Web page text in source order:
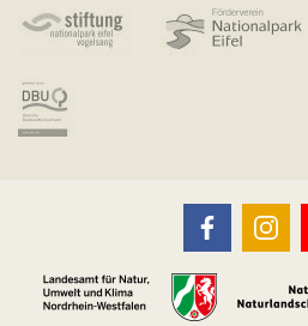
Nationaal
Park
Eifel
Facebook
(opent
in
Park
Eifel